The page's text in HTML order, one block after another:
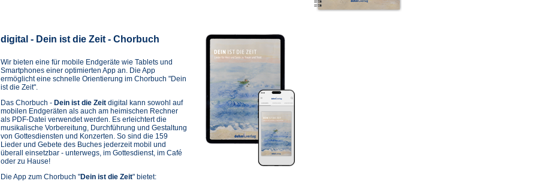
digital - Dein ist die Zeit - Chorbuch
Wir bieten eine für mobile Endgeräte wie Tablets und
Smartphones einer optimierten App an. Die App
ermöglicht eine schnelle Orientierung im Chorbuch "Dein
ist die Zeit".
Das Chorbuch - Dein ist die Zeit digital kann sowohl auf
mobilen Endgeräten als auch am heimischen Rechner
als PDF-Datei verwendet werden. Es erleichtert die
musikalische Vorbereitung, Durchführung und Gestaltung
von Gottesdiensten und Konzerten. So sind die 159
Lieder und Gebete des Buches jederzeit mobil und
überall einsetzbar - unterwegs, im Gottesdienst, im Café
oder zu Hause!
Die App zum Chorbuch "Dein ist die Zeit" bietet: